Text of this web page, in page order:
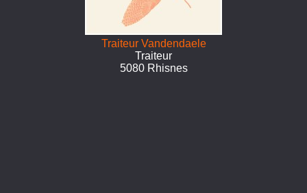
Traiteur Vandendaele
Traiteur
5080 Rhisnes